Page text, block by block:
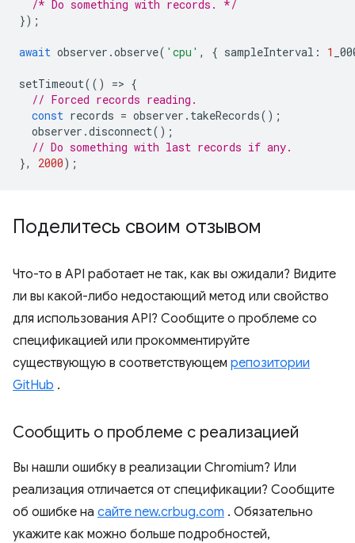
/* Do something with records. */
});
await observer .observe( 'cpu' , { sampleInterval : 1
setTimeout(() => {
// Forced records reading.
const records = observer . takeRecords();
observer .disconnect();
// Do something with last records if any.
},
2000);
Поделитесь своим отзывом
Что-то в API работает не так, как вы ожидали? Видите
ли вы какой-либо недостающий метод или свойство
для использования API? Сообщите о проблеме со
спецификацией или прокомментируйте
существующую в соответствующем репозитории
GitHub .
Сообщить о проблеме с реализацией
Вы нашли ошибку в реализации Chromium? Или
реализация отличается от спецификации? Сообщите
об ошибке на сайте new.crbug.com . Обязательно
укажите как можно больше подробностей,